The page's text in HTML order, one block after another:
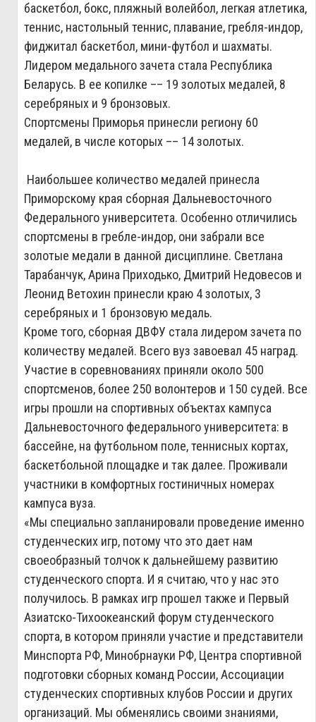
баскетбол, бокс, пляжный волейбол, легкая атлетика,
теннис, настольный теннис, плавание, гребля-индор,
фиджитал баскетбол, мини-футбол и шахматы.
Лидером медального зачета стала Республика
Беларусь. В ее копилке –– 19 золотых медалей, 8
серебряных и 9 бронзовых.
Спортсмены Приморья принесли региону 60
медалей, в числе которых –– 14 золотых.
Наибольшее количество медалей принесла
Приморскому края сборная Дальневосточного
Федерального университета. Особенно отличились
спортсмены в гребле-индор, они забрали все
золотые медали в данной дисциплине. Светлана
Тарабанчук, Арина Приходько, Дмитрий Недовесов и
Леонид Ветохин принесли краю 4 золотых, 3
серебряных и 1 бронзовую медаль.
Кроме того, сборная ДВФУ стала лидером зачета по
количеству медалей. Всего вуз завоевал 45 наград.
Участие в соревнованиях приняли около 500
спортсменов, более 250 волонтеров и 150 судей. Все
игры прошли на спортивных объектах кампуса
Дальневосточного федерального университета: в
бассейне, на футбольном поле, теннисных кортах,
баскетбольной площадке и так далее. Проживали
участники в комфортных гостиничных номерах
кампуса вуза.
«Мы специально запланировали проведение именно
студенческих игр, потому что это дает нам
своеобразный толчок к дальнейшему развитию
студенческого спорта. И я считаю, что у нас это
получилось. В рамках игр прошел также и Первый
Азиатско-Тихоокеанский форум студенческого
спорта, в котором приняли участие и представители
Минспорта РФ, Минобрнауки РФ, Центра спортивной
подготовки сборных команд России, Ассоциации
студенческих спортивных клубов России и других
организаций. Мы обменялись своими знаниями,